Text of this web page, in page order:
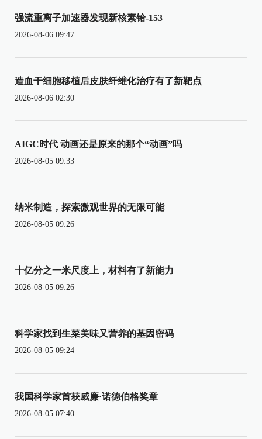
强流重离子加速器发现新核素铪-153
2026-08-06 09:47
造血干细胞移植后皮肤纤维化治疗有了新靶点
2026-08-06 02:30
AIGC时代 动画还是原来的那个“动画”吗
2026-08-05 09:33
纳米制造，探索微观世界的无限可能
2026-08-05 09:26
十亿分之一米尺度上，材料有了新能力
2026-08-05 09:26
科学家找到生菜美味又营养的基因密码
2026-08-05 09:24
我国科学家首获威廉·诺德伯格奖章
2026-08-05 07:40